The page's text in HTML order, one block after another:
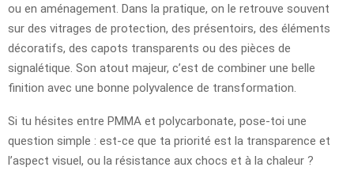
ou en aménagement. Dans la pratique, on le retrouve souvent
sur des vitrages de protection, des présentoirs, des éléments
décoratifs, des capots transparents ou des pièces de
signalétique. Son atout majeur, c’est de combiner une belle
finition avec une bonne polyvalence de transformation.
Si tu hésites entre PMMA et polycarbonate, pose-toi une
question simple : est-ce que ta priorité est la transparence et
l’aspect visuel, ou la résistance aux chocs et à la chaleur ?